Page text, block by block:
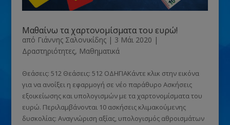
Μαθαίνω τα χαρτονομίσματα του ευρώ!
από Γιάννης Σαλονικίδης| 3 Μάι 2020 |
Δραστηριότητες, Μαθηματικά
Θεάσεις: 512 Θεάσεις: 512 ΟΔΗΓΙΑΚάντε κλικ στην εικόνα
για να ανοίξει η εφαρμογή σε νέο παράθυρο Ασκήσεις
εξοικείωσης και υπολογισμών με τα χαρτονομίσματα του
ευρώ. Περιλαμβάνονται 10 ασκήσεις κλιμακούμενης
δυσκολίας: Αναγνώριση αξίας, υπολογισμός αθροισμάτων